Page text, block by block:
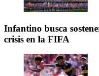
Infantino busca
crisis en la FIFA